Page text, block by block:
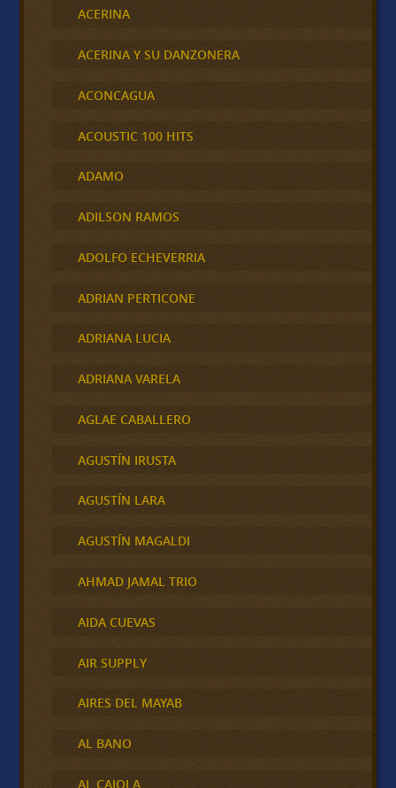
ACERINA
ACERINA Y SU DANZONERA
ACONCAGUA
ACOUSTIC 100 HITS
ADAMO
ADILSON RAMOS
ADOLFO ECHEVERRIA
ADRIAN PERTICONE
ADRIANA LUCIA
ADRIANA VARELA
AGLAE CABALLERO
AGUSTÍN IRUSTA
AGUSTÍN LARA
AGUSTÍN MAGALDI
AHMAD JAMAL TRIO
AIDA CUEVAS
AIR SUPPLY
AIRES DEL MAYAB
AL BANO
AL CAIOLA